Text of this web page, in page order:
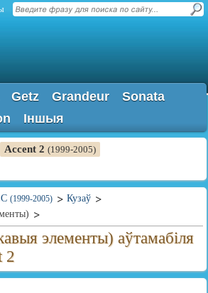
Getz Grandeur
Sonata
Іншыя
Accent 2 (1999-2005)
(1999-2005)
Кузаў
элементы) аўтамабіля
2